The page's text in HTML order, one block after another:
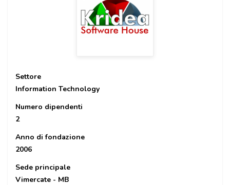
Settore
Information Technology
Numero dipendenti
2
Anno di fondazione
2006
Sede principale
Vimercate - MB